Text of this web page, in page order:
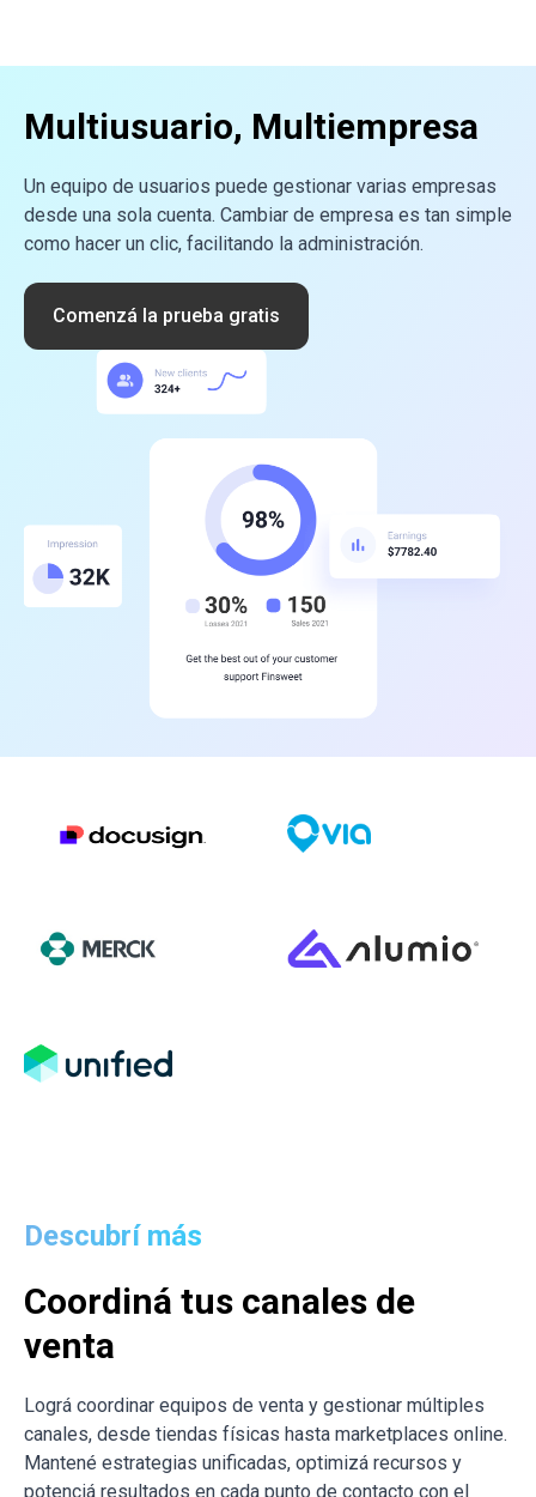
Multiusuario, Multiempresa
Un equipo de usuarios puede gestionar varias empresas
desde una sola cuenta. Cambiar de empresa es tan simple
como hacer un clic, facilitando la administración.
Comenzá la prueba gratis
Descubrí más
Coordiná tus canales de
venta
Lográ coordinar equipos de venta y gestionar múltiples
canales, desde tiendas físicas hasta marketplaces online.
Mantené estrategias unificadas, optimizá recursos y
potenciá resultados en cada punto de contacto con el